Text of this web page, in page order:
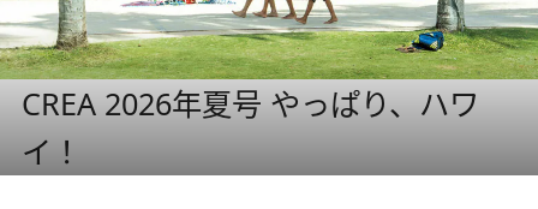
CREA 2026年夏号 やっぱり、ハワ
イ！